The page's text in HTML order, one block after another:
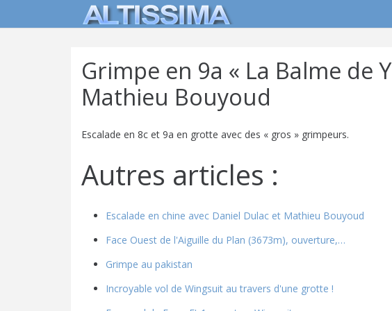
Grimpe en 9a « La Balme de
Mathieu Bouyoud
Escalade en 8c et 9a en grotte avec des « gros » grimpeurs.
Autres articles :
Escalade en chine avec Daniel Dulac et Mathieu Bouyoud
Face Ouest de l'Aiguille du Plan (3673m), ouverture,…
Grimpe au pakistan
Incroyable vol de Wingsuit au travers d'une grotte !